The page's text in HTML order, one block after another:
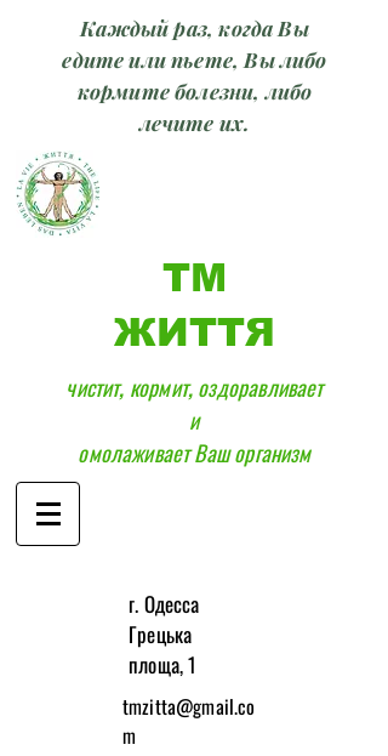
Каждый раз, когда Вы
едите или пьете, Вы либо
кормите болезни, либо
лечите их.
ТМ
ЖИТТЯ
чистит, кормит, оздоравливает
и
омолаживает Ваш организм
г. Одесса
Грецька
площа, 1
tmzitta@gmail.co
m